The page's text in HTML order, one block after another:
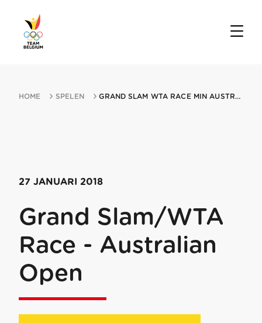
HOME SPELEN GRAND SLAM WTA RACE MIN AUSTRALIAN OPEN 27012018 MELBOURNE
27 JANUARI 2018
Grand Slam/WTA
Race - Australian
Open